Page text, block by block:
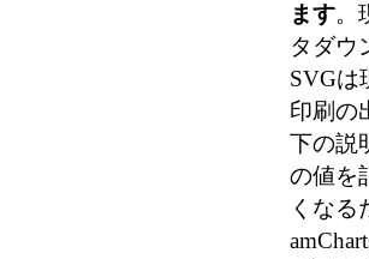
ます。
タダウ
SVGは
印刷の
下の説
の値を
くな